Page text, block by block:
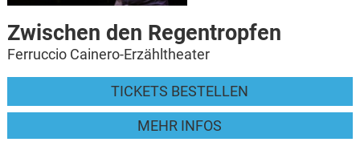
Zwischen den Regentropfen
Ferruccio Cainero-Erzähltheater
TICKETS BESTELLEN
MEHR INFOS